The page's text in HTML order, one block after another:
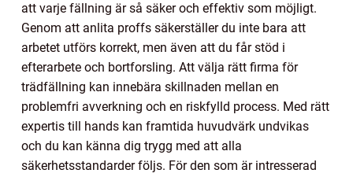
att varje fällning är så säker och effektiv som möjligt.
Genom att anlita proffs säkerställer du inte bara att
arbetet utförs korrekt, men även att du får stöd i
efterarbete och bortforsling. Att välja rätt firma för
trädfällning kan innebära skillnaden mellan en
problemfri avverkning och en riskfylld process. Med rätt
expertis till hands kan framtida huvudvärk undvikas
och du kan känna dig trygg med att alla
säkerhetsstandarder följs. För den som är intresserad